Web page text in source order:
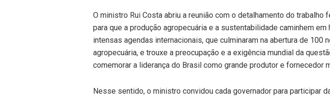
O ministro Rui Costa abriu a reunião com o detalhamento do
para que a produção agropecuária e a sustentabilidade caminhem em
intensas agendas internacionais, que culminaram na abertura de 100
agropecuária, e trouxe a preocupação e a exigência mundial da
comemorar a liderança do Brasil como grande produtor e fornecedor
Nesse sentido, o ministro convidou cada governador para participar